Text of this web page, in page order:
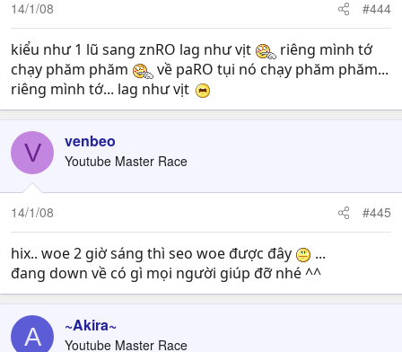
14/1/08 #444
kiểu như 1 lũ sang znRO lag như vịt
riêng mình tớ
chạy phăm phăm
về paRO tụi nó chạy phăm phăm...
riêng mình tớ... lag như vịt
V venbeo
Youtube Master Race
14/1/08 #445
hix.. woe 2 giờ sáng thì seo woe được đây
...
đang down về có gì mọi người giúp đỡ nhé ^^
A ~Akira~
Youtube Master Race